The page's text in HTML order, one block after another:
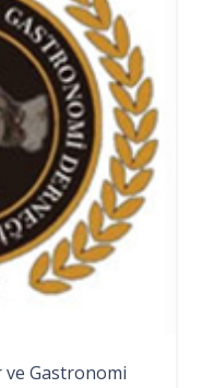
ve Gastronomi